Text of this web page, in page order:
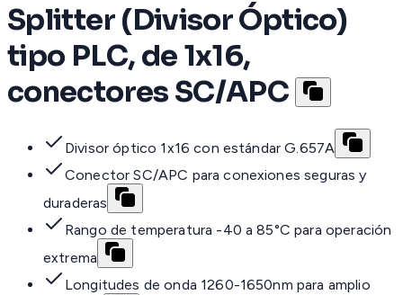
Splitter (Divisor Óptico)
tipo PLC, de 1x16,
conectores SC/APC
Divisor óptico 1x16 con estándar G.657A
Conector SC/APC para conexiones seguras y
duraderas
Rango de temperatura -40 a 85°C para operación
extrema
Longitudes de onda 1260-1650nm para amplio